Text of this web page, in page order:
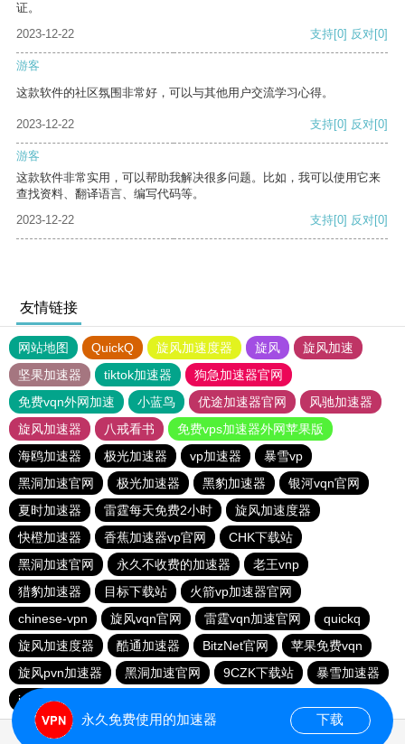
证。
2023-12-22
支持[0] 反对[0]
游客
这款软件的社区氛围非常好，可以与其他用户交流学习心得。
2023-12-22 支持[0] 反对[0]
游客
这款软件非常实用，可以帮助我解决很多问题。比如，我可以使用它来
查找资料、翻译语言、编写代码等。
2023-12-22
支持[0] 反对[0]
友情链接
网站地图 QuickQ 旋风加速度器 旋风
旋风加速
坚果加速器
tiktok加速器
狗急加速器官网
免费vqn外网加速
小蓝鸟 优途加速器官网
风驰加速器
旋风加速器
八戒看书
免费vps加速器外网苹果版
海鸥加速器
极光加速器 vp加速器
暴雪vp
黑洞加速官网
极光加速器 黑豹加速器
银河vqn官网
夏时加速器
雷霆每天免费2小时
旋风加速度器
快橙加速器
香蕉加速器vp官网
CHK下载站
黑洞加速官网
永久不收费的加速器
老王vnp
猎豹加速器
目标下载站
火箭vp加速器官网
chinese-vpn
旋风vqn官网 雷霆vqn加速官网
quickq
旋风加速度器
酷通加速器 BitzNet官网
苹果免费vqn
旋风pvn加速器
黑洞加速官网 9CZK下载站
暴雪加速器
ins加速器
永久免费使用的加速器 下载